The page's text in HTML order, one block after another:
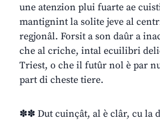
une atenzion plui fuarte ae
mantignint la solite jeve al
regjonâl. Forsit a son daûr a
che al criche, intal ecuilibri
Triest, o che il futûr nol è par
part di cheste tiere.
✽✽ Dut cuinçât, al è clâr, cu la